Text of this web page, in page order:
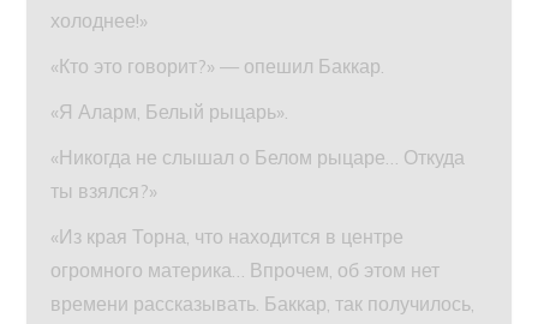
холоднее!»
«Кто это говорит?» — опешил Баккар.
«Я Аларм, Белый рыцарь».
«Никогда не слышал о Белом рыцаре… Откуда
ты взялся?»
«Из края Торна, что находится в центре
огромного материка… Впрочем, об этом нет
времени рассказывать. Баккар, так получилось,